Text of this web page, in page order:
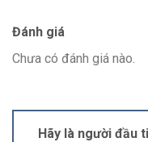
Đánh giá
Chưa có đánh giá nào.
Hãy là người đầu